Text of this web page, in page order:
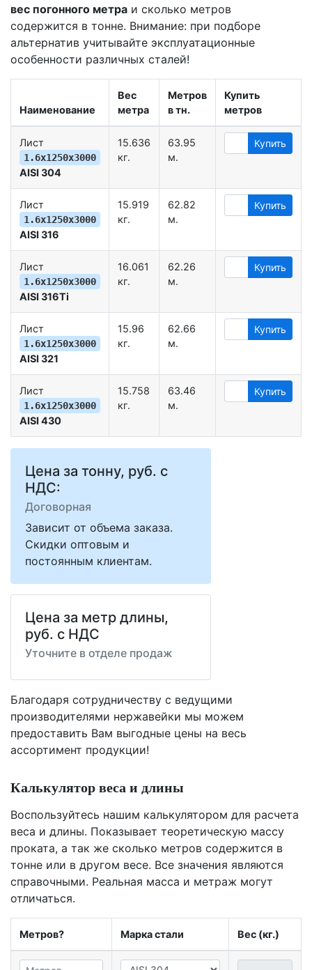
вес погонного метра и сколько метров
содержится в тонне. Внимание: при подборе
альтернатив учитывайте эксплуатационные
особенности различных сталей!
Наименование
Вес
метра
Метров
в тн.
Купить
метров
Лист
1.6х1250х3000
AISI 304
15.636
кг.
63.95
м.
Купить
Лист
1.6х1250х3000
AISI 316
15.919
кг.
62.82
м.
Купить
Лист
1.6х1250х3000
AISI 316Ti
16.061
кг.
62.26
м.
Купить
Лист
1.6х1250х3000
AISI 321
15.96
кг.
62.66
м.
Купить
Лист
1.6х1250х3000
AISI 430
15.758
кг.
63.46
м.
Купить
Цена за тонну, руб. с
НДС:
Договорная
Зависит от объема заказа.
Скидки оптовым и
постоянным клиентам.
Цена за метр длины,
руб. с НДС
Уточните в отделе продаж
Благодаря сотрудничеству с ведущими
производителями нержавейки мы можем
предоставить Вам выгодные цены на весь
ассортимент продукции!
Калькулятор веса и длины
Воспользуйтесь нашим калькулятором для расчета
веса и длины. Показывает теоретическую массу
проката, а так же сколько метров содержится в
тонне или в другом весе. Все значения являются
справочными. Реальная масса и метраж могут
отличаться.
Метров? Марка стали Вес (кг.)